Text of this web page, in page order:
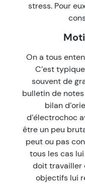
stress. Pour
On a tous
C’est
souvent de
bulletin de
bilan
d’électrochoc
être un peu
peut ou pas
tous les cas
doit travailler
objectifs lui